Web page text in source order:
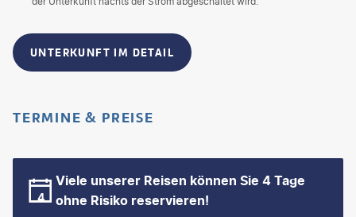
UNTERKUNFT IM DETAIL
TERMINE & PREISE
Viele unserer Reisen können Sie 4 Tage
ohne Risiko reservieren!